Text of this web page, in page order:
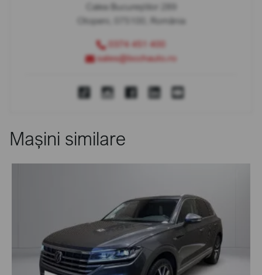
Calea Bucureștilor 289
Otopeni, 075100, România
0374 451 400
sales@bcchauto.ro
Mașini similare